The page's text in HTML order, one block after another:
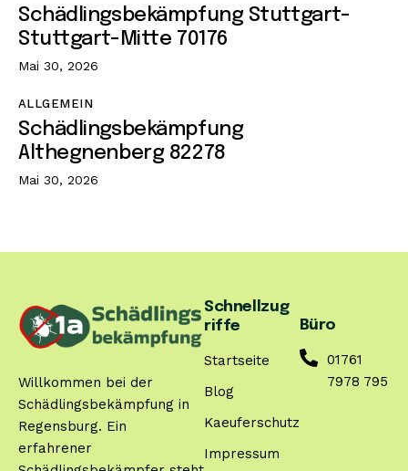
Schädlingsbekämpfung Stuttgart-
Stuttgart-Mitte 70176
Mai 30, 2026
ALLGEMEIN
Schädlingsbekämpfung
Althegnenberg 82278
Mai 30, 2026
Willkommen bei der
Schädlingsbekämpfung in
Regensburg. Ein
erfahrener
Schnellzug
riffe
Startseite
Blog
Kaeuferschutz
Impressum
Büro
01761
7978 795